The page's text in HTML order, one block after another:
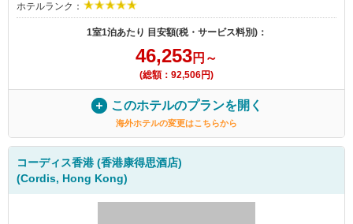
ホテルランク：
1室1泊あたり 目安額(税・サービス料別)：
46,253円～
(総額：92,506円)
このホテルのプランを開く
海外ホテルの変更はこちらから
コーディス香港 (香港康得思酒店)
(Cordis, Hong Kong)